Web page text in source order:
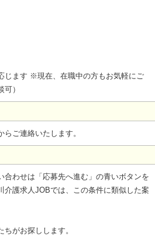
じます ※現在、在職中の方もお気軽にご
）
ご連絡いたします。
わせは「応募先へ進む」の青いボタンを
介護求人JOBでは、この条件に類似した案
がお探しします。